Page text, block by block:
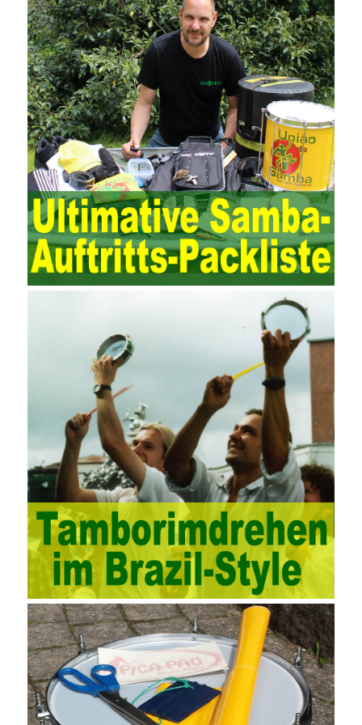
the security control measures in the program, such as the setting
of personnel permissions.
The expansion of the content and scope of the audit puts higher
demands on auditors. As can be seen from the management
ideas, the management direction and objects of the two are
different. The IT operation and maintenance management idea is
to maintain and manage the state of daily operation and
maintenance work with IT resources as the management object.
The management idea of ??ITSM is to manage the IT service
process by using IT services as the management object. In other
words, the former is the data acquisition and management of the
various IT elements in the IT resources, and the latter manages
the IT services provided by the IT resources in a streamlined
manner. Amazon IQ is an example of how Amazon combines a
deep understanding of the retail market with its niche cloud
managing the seller’s community and applies it to technical
consulting. Chengdu enterprise project management training
software supports enterprises in the project management process
through software for Online cost, contract, schedule, materials,
documents, quality and other fields for unified management and
regulation, throughout the entire process chain, including: building
electrical, water Industrial ports, design institutes, software
development, real estate, construction, security and fire
protection, large-scale factory construction, mine construction
and other industries. Intrinsic needs: The development of auditing
itself increasingly reflects the shortcomings of traditional auditing
methods, and also promotes the application of computer
technology methods in auditing. With the rapid development of
China’s economy, the intensity of audit supervision has been
strengthened, and the scope of audit hasAWS-SYSOPS Exam
Study Materials
been continuously expanded: from the original
financial and financial audit development to the benefit audit,
from the basic audit of accounts to the basic audit of systems,
the audit of risk-based audits, and the development of post-audit.
In the event, before the audit. Faced with such a development
situation, the traditional audit method shows its shortcomings
such as low efficiency and narrow scope of auditing. It is
increasingly unable to complete audit tasks in time and achieve
audit Official Certification Guide First Edition objectives. In the
aspect of audit management, the establishment of the audit